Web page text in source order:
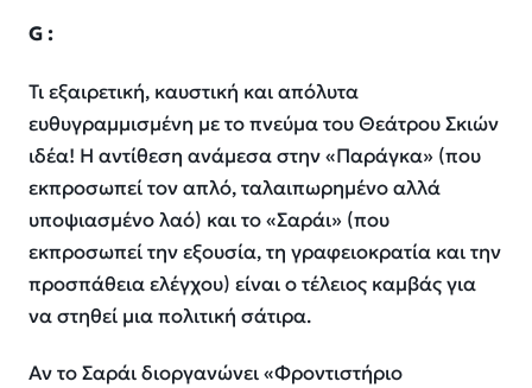
G :
Τι εξαιρετική, καυστική και απόλυτα
ευθυγραμμισμένη με το πνεύμα του Θεάτρου Σκιών
ιδέα! Η αντίθεση ανάμεσα στην «Παράγκα» (που
εκπροσωπεί τον απλό, ταλαιπωρημένο αλλά
υποψιασμένο λαό) και το «Σαράι» (που
εκπροσωπεί την εξουσία, τη γραφειοκρατία και την
προσπάθεια ελέγχου) είναι ο τέλειος καμβάς για
να στηθεί μια πολιτική σάτιρα.
Αν το Σαράι διοργανώνει «Φροντιστήριο